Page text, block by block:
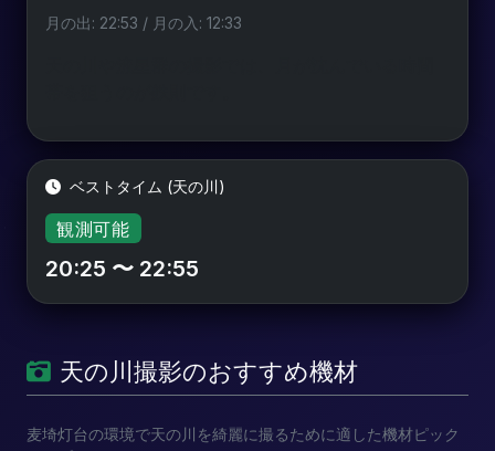
月の出: 22:53 / 月の入: 12:33
ベストタイム (天の川)
観測可能
20:25 〜 22:55
天の川撮影のおすすめ機材
麦埼灯台の環境で天の川を綺麗に撮るために適した機材ピック